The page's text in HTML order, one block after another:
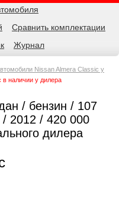
Сравнить комплектации
Журнал
Nissan Almera Classic у
наличии у дилера
/ бензин / 107
2012 / 420 000
дилера